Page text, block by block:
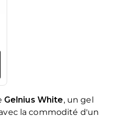
Gelnius White, un gel
la commodité d'un